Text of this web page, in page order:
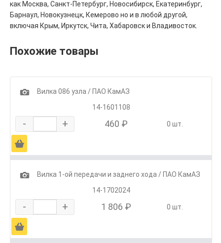
как Москва, Санкт-Петербург, Новосибирск, Екатеринбург,
Барнаул, Новокузнецк, Кемерово но и в любой другой,
включая Крым, Иркутск, Чита, Хабаровск и Владивосток.
Похожие товары
1
Вилка 086 узла / ПАО КамАЗ
14-1601108
- + 460 ₽ 0 шт.
Ä
1
Вилка 1-ой передачи и заднего хода / ПАО КамАЗ
14-1702024
- + 1 806 ₽ 0 шт.
Ä